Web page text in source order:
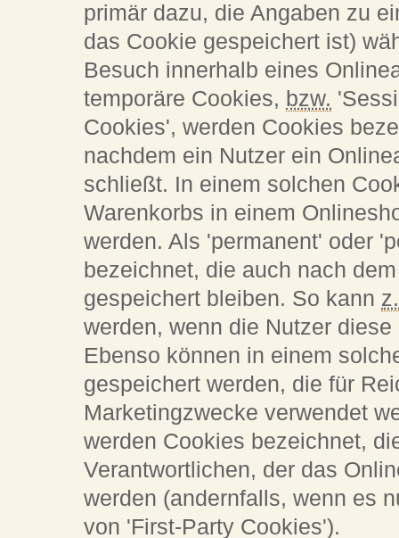
primär dazu, die Angaben zu
das Cookie gespeichert ist)
Besuch innerhalb eines
temporäre Cookies, bzw.
Cookies', werden Cookies
nachdem ein Nutzer ein
schließt. In einem solchen
Warenkorbs in einem
werden. Als 'permanent' oder
bezeichnet, die auch nach
gespeichert bleiben. So kann
werden, wenn die Nutzer
Ebenso können in einem
gespeichert werden, die für
Marketingzwecke verwendet
werden Cookies bezeichnet,
Verantwortlichen, der das
werden (andernfalls, wenn es
von 'First-Party Cookies').